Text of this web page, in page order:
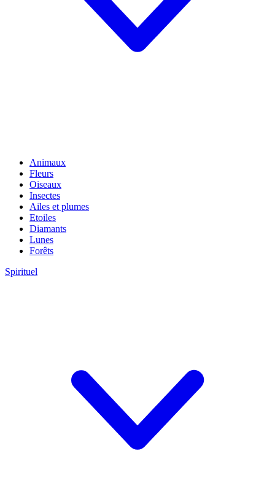
Animaux
Fleurs
Oiseaux
Insectes
Ailes et plumes
Etoiles
Diamants
Lunes
Forêts
Spirituel